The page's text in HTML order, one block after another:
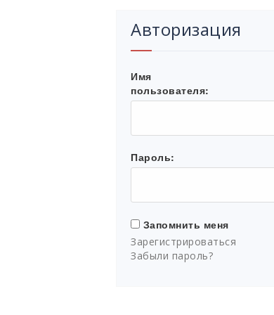
Авторизация
Имя
пользователя:
Пароль:
Запомнить меня
Зарегистрироваться
Забыли пароль?